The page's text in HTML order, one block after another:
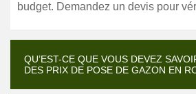
budget. Demandez un devis pour
QU’EST-CE QUE VOUS DEVEZ
DES PRIX DE POSE DE GAZON EN